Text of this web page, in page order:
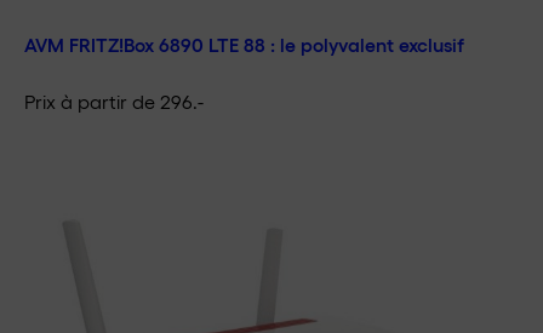
AVM FRITZ!Box 6890 LTE 88 : le polyvalent exclusif
Prix à partir de 296.-